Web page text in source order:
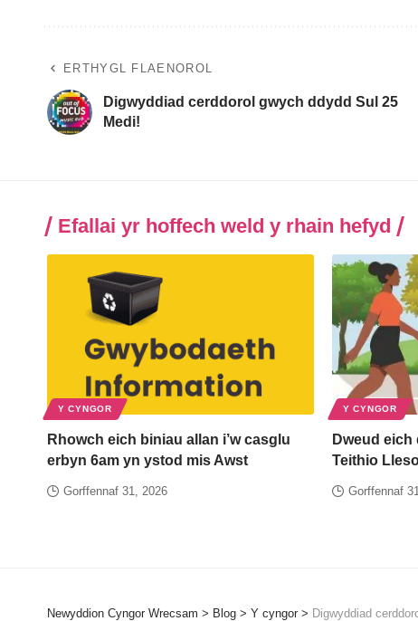
ERTHYGL FLAENOROL
Digwyddiad cerddorol gwych ddydd Sul 25
Medi!
Efallai yr hoffech weld y rhain hefyd
Y CYNGOR
Rhowch eich biniau allan i’w casglu
erbyn 6am yn ystod mis Awst
Gorffennaf 31, 2026
Y CYNGOR
Dweud eich
Teithio
Gorffennaf
Newyddion Cyngor Wrecsam > Blog > Y cyngor > Digwyddiad